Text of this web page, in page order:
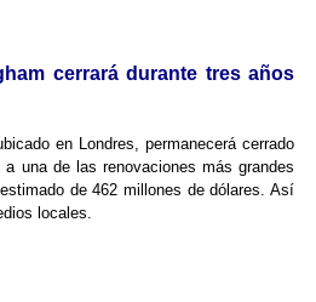
cerrará durante tres años
en Londres, permanecerá cerrado
una de las renovaciones más grandes
de 462 millones de dólares. Así
locales.